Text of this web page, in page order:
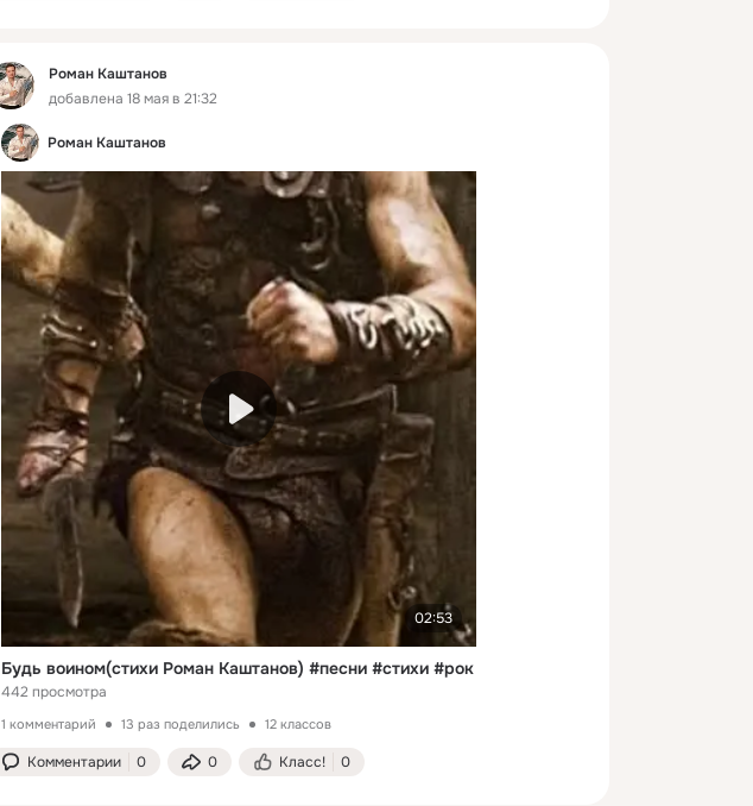
Роман Каштанов
добавлена 18 мая в 21:32
Роман Каштанов
02:53
Будь воином(стихи Роман Каштанов) #песни #стихи #рок
442 просмотра
1 комментарий 13 раз поделились 12 классов
Комментарии 0 0 Класс! 0